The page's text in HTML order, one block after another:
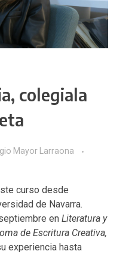
colegiala
Mayor Larraona
curso desde
de Navarra.
en Literatura y
de Escritura Creativa,
experiencia hasta